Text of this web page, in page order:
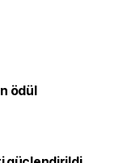
ödül